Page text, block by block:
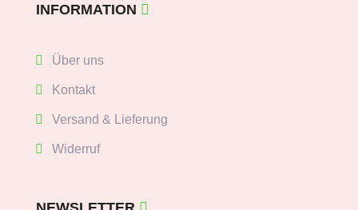
INFORMATION
Über uns
Kontakt
Versand & Lieferung
Widerruf